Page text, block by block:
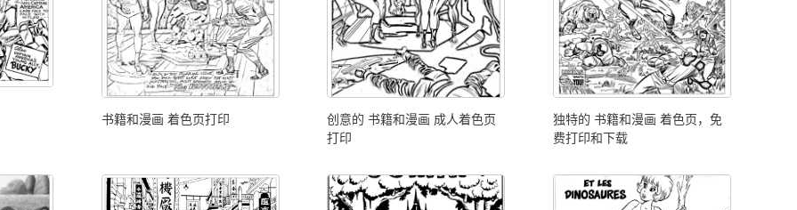
书籍和漫画 着色页打印
创意的 书籍和漫画 成人着色页
打印
独特的 书籍和漫画 着色页，免
费打印和下载